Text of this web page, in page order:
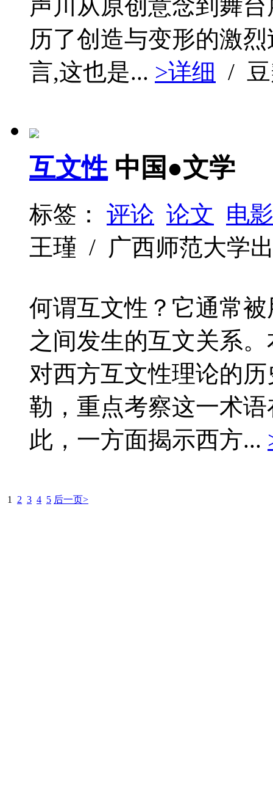
声川从原创意念到舞
历了创造与变形的激
言,这也是... >详细 /
互文性 中国●文学
标签： 评论 论文 电影
王瑾 / 广西师范大学
何谓互文性？它通常
之间发生的互文关系
对西方互文性理论的
勒，重点考察这一术
此，一方面揭示西方...
1 2 3 4 5 后一页>